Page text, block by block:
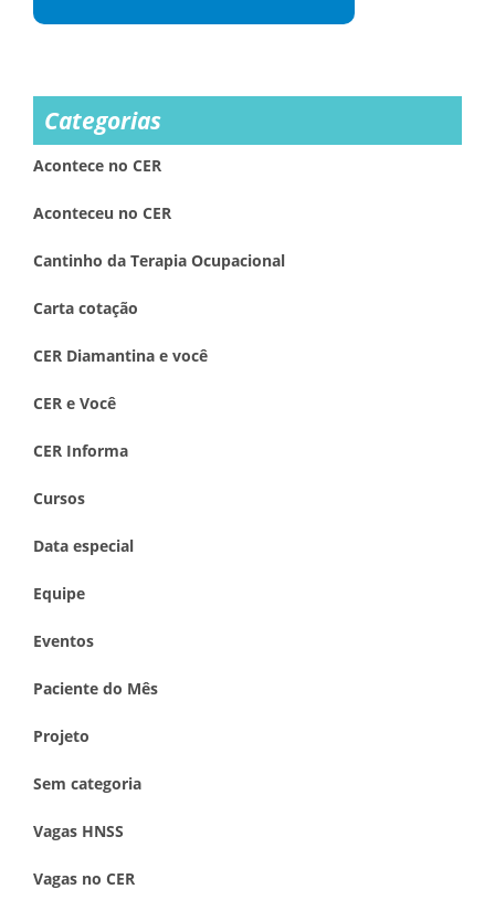
Categorias
Acontece no CER
Aconteceu no CER
Cantinho da Terapia Ocupacional
Carta cotação
CER Diamantina e você
CER e Você
CER Informa
Cursos
Data especial
Equipe
Eventos
Paciente do Mês
Projeto
Sem categoria
Vagas HNSS
Vagas no CER